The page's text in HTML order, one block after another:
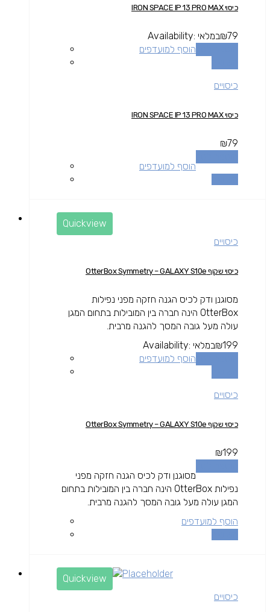
כיסוי IRON SPACE IP 13 PRO MAX
₪79
Availability: במלאי
הוסף למועדפים
כיסויים
כיסוי IRON SPACE IP 13 PRO MAX
₪79
הוסף למועדפים
Quickview
כיסויים
כיסוי שקוף OtterBox Symmetry – GALAXY S10e
מסוגנן ודק לכיס הגנה חזקה מפני נפילות
OtterBox הינה חברה בין המובילות בתחום המגן
עולה מעל גובה המסך להגנה מרבית.
₪199
Availability: במלאי
הוסף למועדפים
כיסויים
כיסוי שקוף OtterBox Symmetry – GALAXY S10e
₪199
מסוגנן ודק לכיס הגנה חזקה מפני
נפילות OtterBox הינה חברה בין המובילות בתחום
המגן עולה מעל גובה המסך להגנה מרבית.
הוסף למועדפים
Quickview
כיסויים